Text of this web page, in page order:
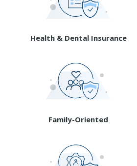
Health & Dental Insurance
Family-Oriented